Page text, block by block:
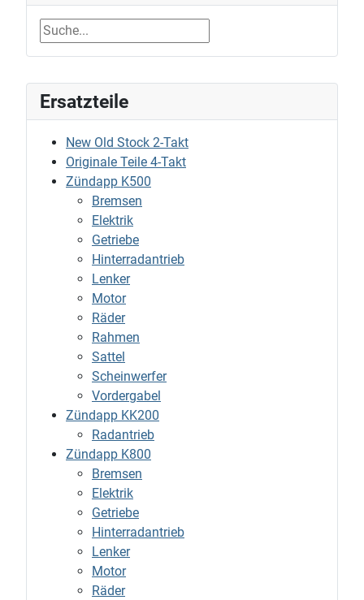
Ersatzteile
New Old Stock 2-Takt
Originale Teile 4-Takt
Zündapp K500
Bremsen
Elektrik
Getriebe
Hinterradantrieb
Lenker
Motor
Räder
Rahmen
Sattel
Scheinwerfer
Vordergabel
Zündapp KK200
Radantrieb
Zündapp K800
Bremsen
Elektrik
Getriebe
Hinterradantrieb
Lenker
Motor
Räder